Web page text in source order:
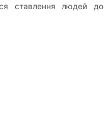
ставлення людей до